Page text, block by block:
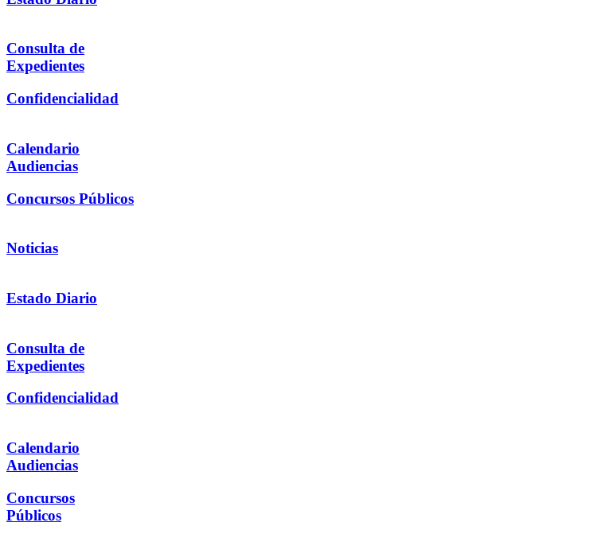
Consulta de
Expedientes
Confidencialidad
Calendario
Audiencias
Concursos Públicos
Noticias
Estado Diario
Consulta de
Expedientes
Confidencialidad
Calendario
Audiencias
Concursos
Públicos